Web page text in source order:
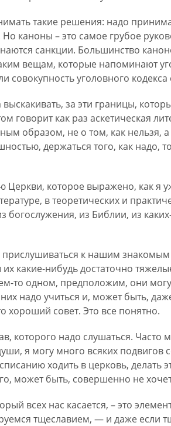
такие решения: надо
каноны – это самое грубое
санкции. Большинство
вещам, которые напоминают
совокупность уголовного
выскакивать, за эти границы,
говорит как раз аскетическая
образом, не о том, как нельзя,
держаться того, как надо,
Церкви, которое выражено, как я
в теоретических и
из Библии, из
к нашим знакомым
какие-нибудь достаточно
то одном, предположим, они
надо учиться и, может быть,
хороший совет. Это все понятно.
которого надо слушаться.
я могу много всяких подвигов
ходить в церковь, делать
может быть, совершенно не
всех нас касается, – это
тщеславием, — и даже если